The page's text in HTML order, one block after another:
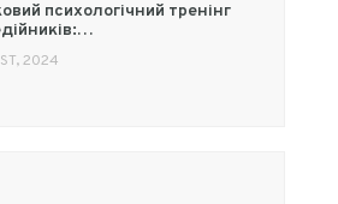
психологічний тренінг
2024